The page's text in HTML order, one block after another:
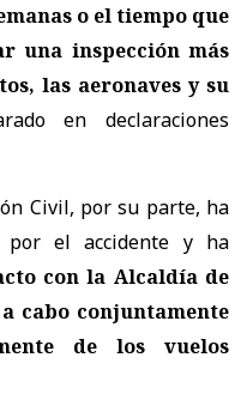
o el tiempo que
una inspección más
las aeronaves y su
en declaraciones
Civil, por su parte, ha
por el accidente y ha
con la Alcaldía de
cabo conjuntamente
de los vuelos